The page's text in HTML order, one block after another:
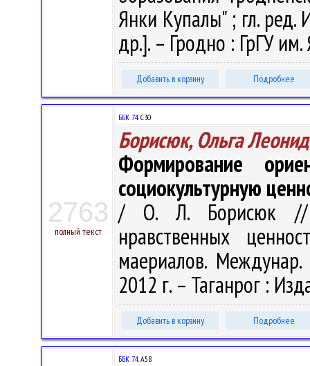
Янки Купалы" ; гл. ред.
др.]. – Гродно : ГрГУ
Добавить в корзину Подробнее
2763
полный текст
ББК 74.С30
Борисюк, Ольга
Формирование
социокультурную
/ О. Л. Борисюк //
нравственных
маериалов. Междунар.
2012 г. – Таганрог :
Добавить в корзину Подробнее
ББК 74.А58